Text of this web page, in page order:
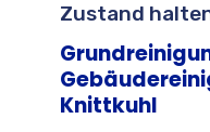
Zustand
Knittkuhl